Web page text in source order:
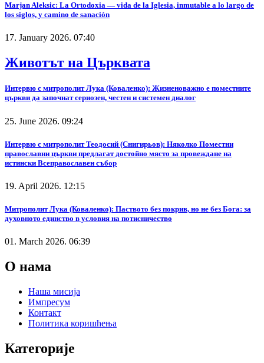
Marjan Aleksic: La Ortodoxia — vida de la Iglesia, inmutable a lo largo de
los siglos, y camino de sanación
17. January 2026. 07:40
Животът на Църквата
Интервю с митрополит Лука (Коваленко): Жизненоважно е поместните
църкви да започнат сериозен, честен и системен диалог
25. June 2026. 09:24
Интервю с митрополит Теодосий (Снигирьов): Няколко Поместни
православни църкви предлагат достойно място за провеждане на
истински Всеправославен събор
19. April 2026. 12:15
Митрополит Лука (Коваленко): Паството без покрив, но не без Бога: за
духовното единство в условия на потисничество
01. March 2026. 06:39
О нама
Наша мисија
Импресум
Контакт
Политика коришћења
Категорије